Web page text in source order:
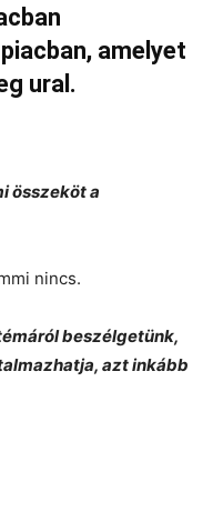
amelyet
ural.
összeköt a
nincs.
beszélgetünk,
azt inkább